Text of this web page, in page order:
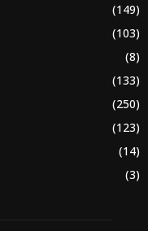
(149)
(103)
(8)
(133)
(250)
(123)
(14)
(3)